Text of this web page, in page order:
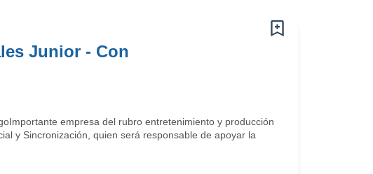
Junior - Con
empresa del rubro entretenimiento y producción
y Sincronización, quien será responsable de apoyar la